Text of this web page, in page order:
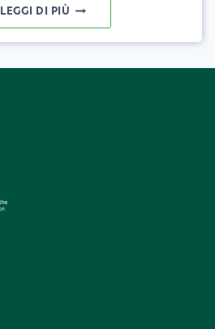
LEGGI DI PIÙ DATI
SATELLITARI: